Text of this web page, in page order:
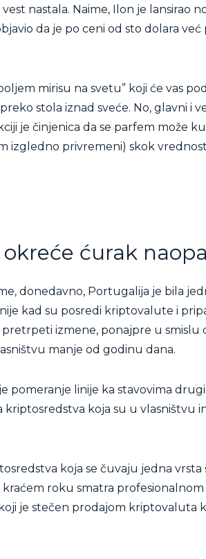
nastala. Naime, Ilon je lansirao
da je po ceni od sto dolara
mirisu na svetu” koji će vas
stola iznad sveće. No, glavni i
je činjenica da se parfem može
izgledno privremeni) skok
ćurak
donedavno, Portugalija je bila
kad su posredi kriptovalute i
izmene, ponajpre u smislu
manje od godinu dana.
pomeranje linije ka stavovima
kriptosredstva koja su u vlasništvu
koja se čuvaju jedna vrsta
roku smatra
je stečen prodajom kriptovaluta